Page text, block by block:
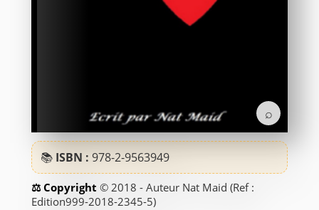
⌕
📚 ISBN : 978-2-9563949
© 2018 - Auteur Nat Maid (Ref :
Edition999-2018-2345-5)